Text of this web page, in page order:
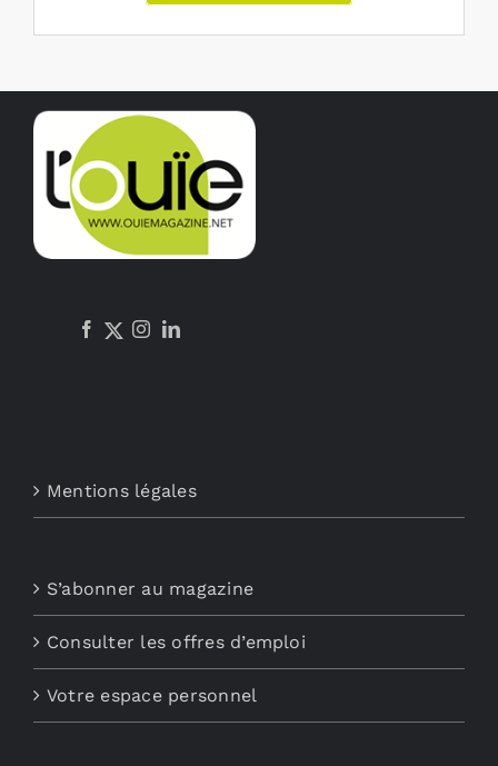
Mentions légales
S’abonner au magazine
Consulter les offres d’emploi
Votre espace personnel